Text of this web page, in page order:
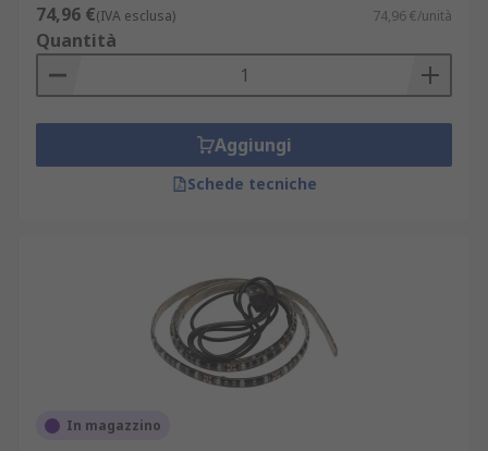
74,96 €(IVA esclusa) 74,96 €/unità
Quantità
Aggiungi
Schede tecniche
In magazzino